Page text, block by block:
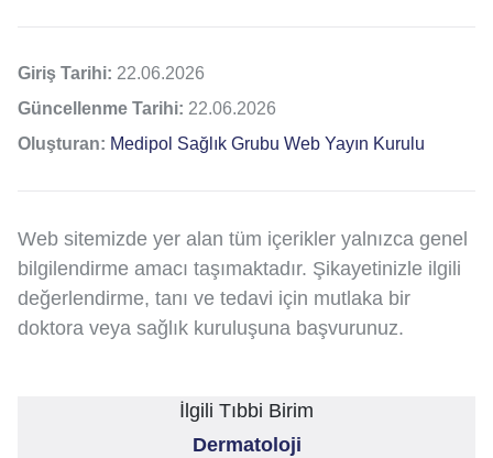
Giriş Tarihi: 22.06.2026
Güncellenme Tarihi: 22.06.2026
Oluşturan: Medipol Sağlık Grubu Web Yayın Kurulu
Web sitemizde yer alan tüm içerikler yalnızca genel
bilgilendirme amacı taşımaktadır. Şikayetinizle ilgili
değerlendirme, tanı ve tedavi için mutlaka bir
doktora veya sağlık kuruluşuna başvurunuz.
İlgili Tıbbi Birim
Dermatoloji